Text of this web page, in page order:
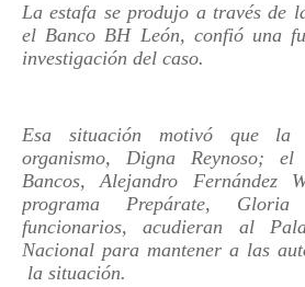
La estafa se produjo a través de
el Banco BH León, confió una
investigación del caso.
Esa situación motivó que la
organismo, Digna Reynoso; el
Bancos, Alejandro Fernández
programa Prepárate,
funcionarios, acudieran al
Nacional para mantener a las
la situación.